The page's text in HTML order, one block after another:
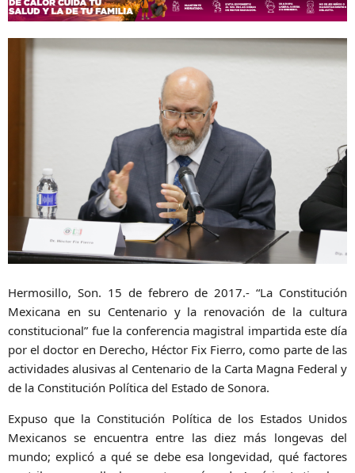
Hermosillo, Son. 15 de febrero de 2017.- “La Constitución
Mexicana en su Centenario y la renovación de la cultura
constitucional” fue la conferencia magistral impartida este día
por el doctor en Derecho, Héctor Fix Fierro, como parte de las
actividades alusivas al Centenario de la Carta Magna Federal y
de la Constitución Política del Estado de Sonora.
Expuso que la Constitución Política de los Estados Unidos
Mexicanos se encuentra entre las diez más longevas del
mundo; explicó a qué se debe esa longevidad, qué factores